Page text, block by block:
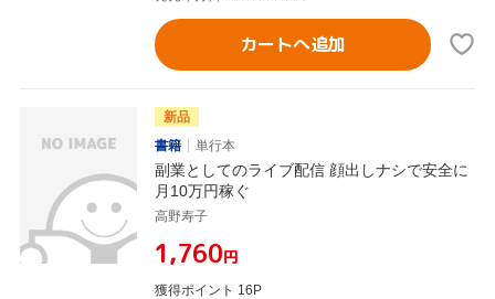
カートへ追加
新品
書籍
単行本
副業としてのライブ配信 顔出しナシで安全に
月10万円稼ぐ
高野寿子
¥1,760円
獲得ポイント 16P